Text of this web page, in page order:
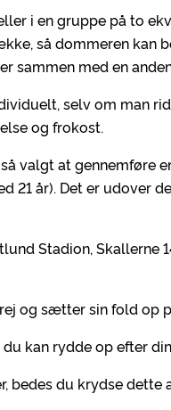
i en gruppe på to
så dommeren kan
sammen med en
selv om man
og frokost.
valgt at
21 år). Det er udover
Stadion, Skallerne
og sætter sin fold op
kan rydde op efter
bedes du krydse dette